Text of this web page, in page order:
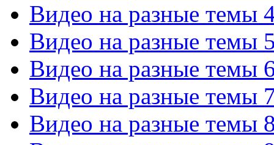
Видео на разные темы
Видео на разные темы
Видео на разные темы
Видео на разные темы
Видео на разные темы